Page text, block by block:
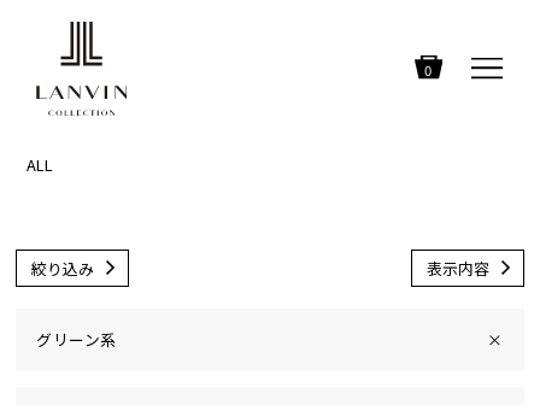
0
ALL
絞り込み 表示内容
グリーン系 ×